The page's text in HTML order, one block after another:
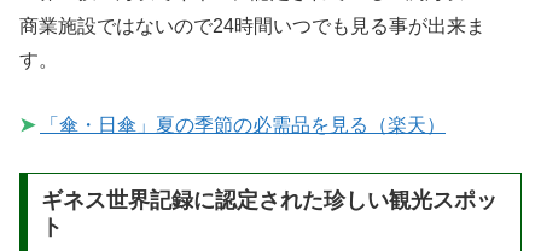
商業施設ではないので24時間いつでも見る事が出来ま
す。
➤ 「傘・日傘」夏の季節の必需品を見る（楽天）
ギネス世界記録に認定された珍しい観光スポッ
ト